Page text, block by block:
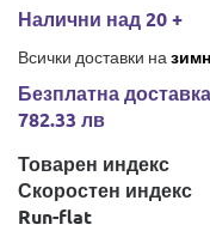
Налични над 20 +
Всички доставки на
Безплатна
782.33 лв
Товарен индекс
Скоростен индекс
Run-flat